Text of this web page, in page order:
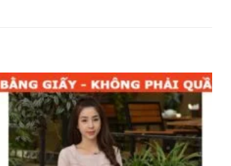
Add to
wishlist